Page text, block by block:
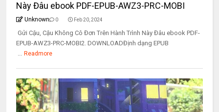
Này Đâu ebook PDF-EPUB-AWZ3-PRC-MOBI
Unknown 0 Feb 20, 2024
Gửi Cậu, Cậu Không Cô Đơn Trên Hành Trình Này Đâu ebook PDF-
EPUB-AWZ3-PRC-MOBI2. DOWNLOADĐịnh dạng EPUB
... Readmore